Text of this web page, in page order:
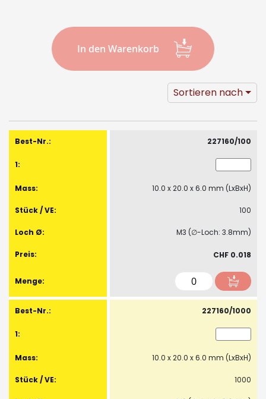
In den Warenkorb
Sortieren nach
Produkte
Artikel
227160/100
10.0 x 20.0 x 6.0 mm (LxBxH)
100
M3 (∅-Loch: 3.8mm)
CHF 0.018
227160/1000
10.0 x 20.0 x 6.0 mm (LxBxH)
1000